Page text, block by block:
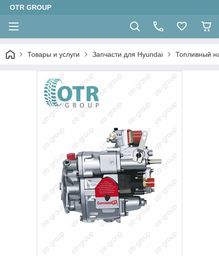
OTR GROUP
Товары и услуги Запчасти для Hyundai Топливный